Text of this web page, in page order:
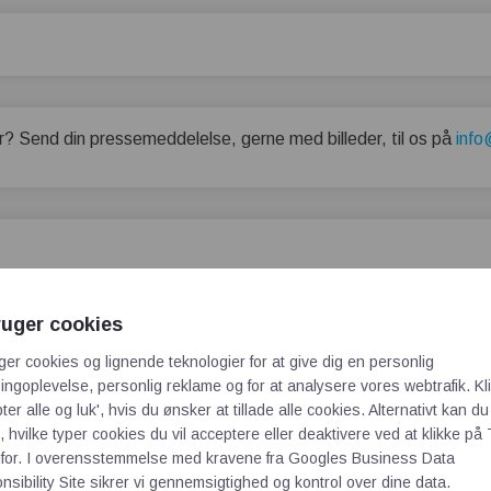
Send din pressemeddelelse, gerne med billeder, til os på
dagsorden for nutidens lagerlogistik
opererer inden for detailhandel, vælger at optimere deres
ordre – et e-handelslager for Itella Logistics i Finland – er
cookies
cookies og lignende teknologier for at give dig en personlig
personlig reklame og for at analysere vores webtrafik.
alle og luk', hvis du ønsker at tillade alle cookies. Alternativt kan du
hvilke typer cookies du vil acceptere eller deaktivere ved at klikke på
I overensstemmelse med kravene fra Googles Business Data
Site sikrer vi gennemsigtighed og kontrol over dine data.